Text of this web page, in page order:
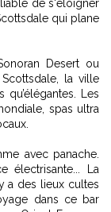
de s'éloigner
qui plane
Desert ou
la ville
qu’élégantes. Les
spas ultra
avec panache.
électrisante... La
a des lieux cultes
dans ce bar